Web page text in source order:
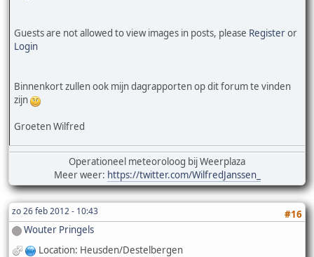
Guests are not allowed to view images in posts, please Registeror
Login
Binnenkort zullen ook mijn dagrapporten op dit forum te vinden
zijn
Groeten Wilfred
Operationeel meteoroloog bij Weerplaza
Meer weer: https://twitter.com/WilfredJanssen_
zo 26 feb 2012 - 10:43
#16
Wouter Pringels
Location: Heusden/Destelbergen